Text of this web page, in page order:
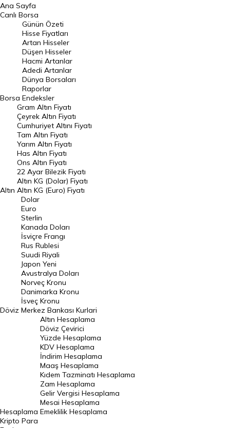
BIST 100 Hisseleri
En Çok Artan Hisseler
En Çok Düşen Hisseler
Hacmi Artanlar
Geçmiş Kapanışlar
Dünya Borsaları
Raporlar
Endeksler
DÖVİZ
Döviz Kuru
Dolar Kuru
Euro Kuru
Pound Kuru
Frank Kuru
Riyal Kuru
Avustralya Doları
Danimarka Kronu Kuru
Kanada Doları Kuru
Norveç Kronu Kuru
İsveç Kronu Kuru
Japon Yeni Kuru
Serbest Piyasa Döviz Kurları
Merkez Bankası Döviz Kurları
Altın Fiyatları
Ana Sayfa
Canlı Borsa
Borsa
Günün Özeti
Hisse Fiyatları
Artan Hisseler
Düşen Hisseler
Hacmi Artanlar
Adedi Artanlar
Dünya Borsaları
Raporlar
Endeksler
Altın
Gram Altın Fiyatı
Çeyrek Altın Fiyatı
Cumhuriyet Altını Fiyatı
Tam Altın Fiyatı
Yarım Altın Fiyatı
Has Altın Fiyatı
Ons Altın Fiyatı
22 Ayar Bilezik Fiyatı
Altın KG (Dolar) Fiyatı
Altın KG (Euro) Fiyatı
Döviz
Dolar
Euro
Sterlin
Kanada Doları
İsviçre Frangı
Rus Rublesi
Suudi Riyali
Japon Yeni
Avustralya Doları
Norveç Kronu
Danimarka Kronu
İsveç Kronu
Merkez Bankası Kurlari
Hesaplama
Altın Hesaplama
Döviz Çevirici
Yüzde Hesaplama
KDV Hesaplama
İndirim Hesaplama
Maaş Hesaplama
Kıdem Tazminatı Hesaplama
Zam Hesaplama
Gelir Vergisi Hesaplama
Mesai Hesaplama
Emeklilik Hesaplama
Kripto Para